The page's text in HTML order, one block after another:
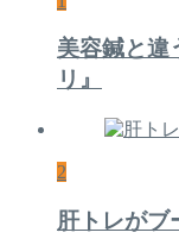
美容鍼と違
リ』
2
肝トレがブ